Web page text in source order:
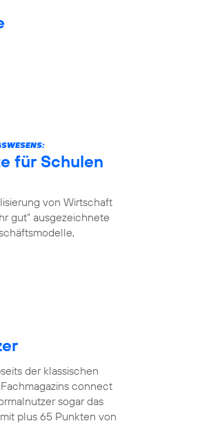
für Schulen
von Wirtschaft
gut” ausgezeichnete
der klassischen
connect
sogar das
plus 65 Punkten von